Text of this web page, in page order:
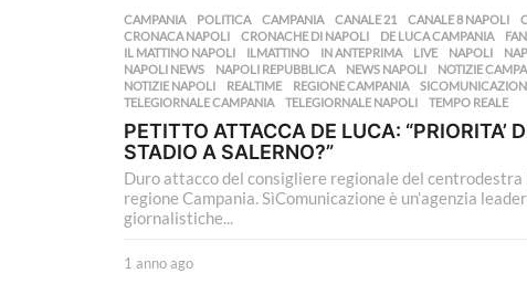
n
o
a
g
o
CAMPANIA ,POLITICA CAMPANIA ,CANALE 21 ,CANALE 8 NAPOLI ,
CRONACA NAPOLI
,CRONACHE DI NAPOLI ,DE LUCA CAMPANIA ,
IL MATTINO NAPOLI
,ILMATTINO ,IN ANTEPRIMA ,LIVE ,NAPOLI ,
NAPOLI NEWS
,NAPOLI REPUBBLICA ,NEWS NAPOLI ,NOTIZIE
NOTIZIE NAPOLI
,REALTIME ,REGIONE CAMPANIA ,
TELEGIORNALE CAMPANIA
,TELEGIORNALE NAPOLI ,TEMPO REALE
PETITTO ATTACCA DE LUCA: “PRIORITA’
STADIO A SALERNO?”
Duro attacco del consigliere regionale del
regione Campania. SìComunicazione è un’agenzia
giornalistiche...
1 anno ago